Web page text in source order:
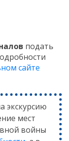
подать
сайте
экскурсию
мест
войны